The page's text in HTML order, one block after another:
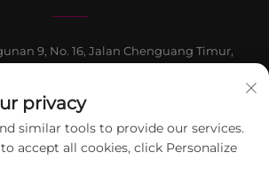
9, No. 16, Jalan Chenguang Timur,
privacy
similar tools to provide our services.
accept all cookies, click Personalize